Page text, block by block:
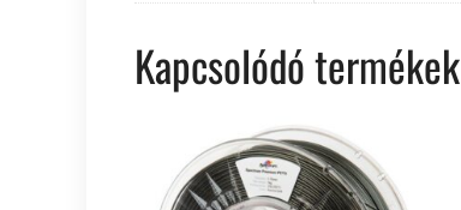
Kapcsolódó termékek